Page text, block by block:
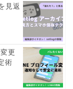
見返
更
術